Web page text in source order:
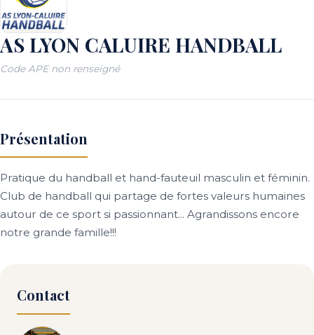
AS LYON CALUIRE HANDBALL
Code APE non renseigné
Présentation
Pratique du handball et hand-fauteuil masculin et féminin.
Club de handball qui partage de fortes valeurs humaines
autour de ce sport si passionnant... Agrandissons encore
notre grande famille!!!
Contact